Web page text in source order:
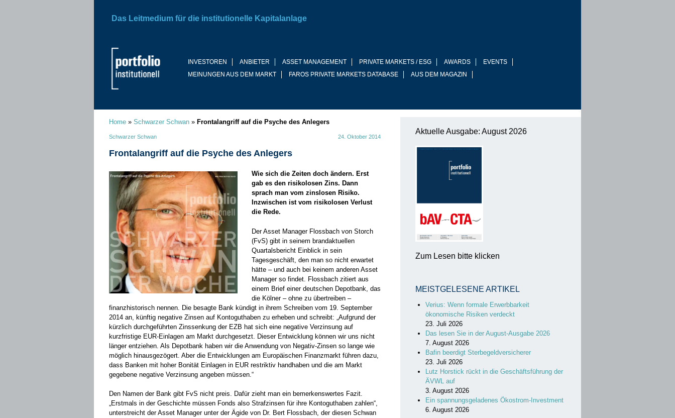
INVESTOREN ANBIETER ASSET MANAGEMENT PRIVATE MARKETS / ESG AWARDS
EVENTS
MEINUNGEN AUS DEM MARKT
FAROS PRIVATE MARKETS DATABASE AUS DEM MAGAZIN
Das Leitmedium für die institutionelle Kapitalanlage
Home » Schwarzer Schwan » Frontalangriff auf die Psyche des Anlegers
Schwarzer Schwan 24. Oktober 2014
Frontalangriff auf die Psyche des Anlegers
Wie sich die Zeiten doch ändern. Erst
gab es den risikolosen Zins. Dann
sprach man vom zinslosen Risiko.
Inzwischen ist vom risikolosen Verlust
die Rede.
Der Asset Manager Flossbach von Storch
(FvS) gibt in seinem brandaktuellen
Quartalsbericht Einblick in sein
Tagesgeschäft, den man so nicht erwartet
hätte – und auch bei keinem anderen Asset
Manager so findet. Flossbach zitiert aus
einem Brief einer deutschen Depotbank, das
die Kölner – ohne zu übertreiben –
finanzhistorisch nennen. Die besagte Bank kündigt in ihrem Schreiben vom 19. September
2014 an, künftig negative Zinsen auf Kontoguthaben zu erheben und schreibt: „Aufgrund der
kürzlich durchgeführten Zinssenkung der EZB hat sich eine negative Verzinsung auf
kurzfristige EUR-Einlagen am Markt durchgesetzt. Dieser Entwicklung können wir uns nicht
länger entziehen. Als Depotbank haben wir die Anwendung von Negativ-Zinsen so lange wie
möglich hinausgezögert. Aber die Entwicklungen am Europäischen Finanzmarkt führen dazu,
dass Banken mit hoher Bonität Einlagen in EUR restriktiv handhaben und die am Markt
gegebene negative Verzinsung angeben müssen.“
Den Namen der Bank gibt FvS nicht preis. Dafür zieht man ein bemerkenswertes Fazit.
„Erstmals in der Geschichte müssen Fonds also Strafzinsen für ihre Kontoguthaben zahlen“,
unterstreicht der Asset Manager unter der Ägide von Dr. Bert Flossbach, der diesen Schwan
Aktuelle Ausgabe: August 2026
Zum Lesen bitte klicken
MEISTGELESENE ARTIKEL
Verius: Wenn formale Erwerbbarkeit
ökonomische Risiken verdeckt
23. Juli 2026
Das lesen Sie in der August-Ausgabe 2026
7. August 2026
Bafin beerdigt Sterbegeldversicherer
23. Juli 2026
Lutz Horstick rückt in die Geschäftsführung der
ÄVWL auf
3. August 2026
Ein spannungsgeladenes Ökostrom-Investment
6. August 2026